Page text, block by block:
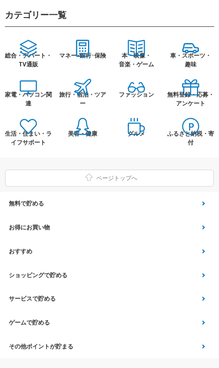
カテゴリー一覧
総合・デパート・
TV通販
マネー･銀行･保険
本・映像・
音楽・ゲーム
車・スポーツ・
趣味
家電・パソコン関
連
旅行・宿泊・ツア
ー
ファッション
無料登録・応募・
アンケート
生活・住まい・ラ
イフサポート
美容・健康 グルメ
ふるさと納税・寄
付
ページトップへ
無料で貯める
ゲーム
Vアンケート
アプリ利用
クイズ
スクラッチ
お得にお買い物
Yahoo!ショッピング
Vサンプル
エコなお買い物
Vモニター
おすすめ
Vくじ
チラシ
aruku&
Vポイント運用
ショッピングで貯める
Yahoo! JAPANサービス
総合・デパート・TV通販
家電・パソコン関連
サービスで貯める
マネー･銀行･保険
車・スポーツ・趣味
ゲームで貯める
Vポイントルーレット
その他ポイントが貯まる